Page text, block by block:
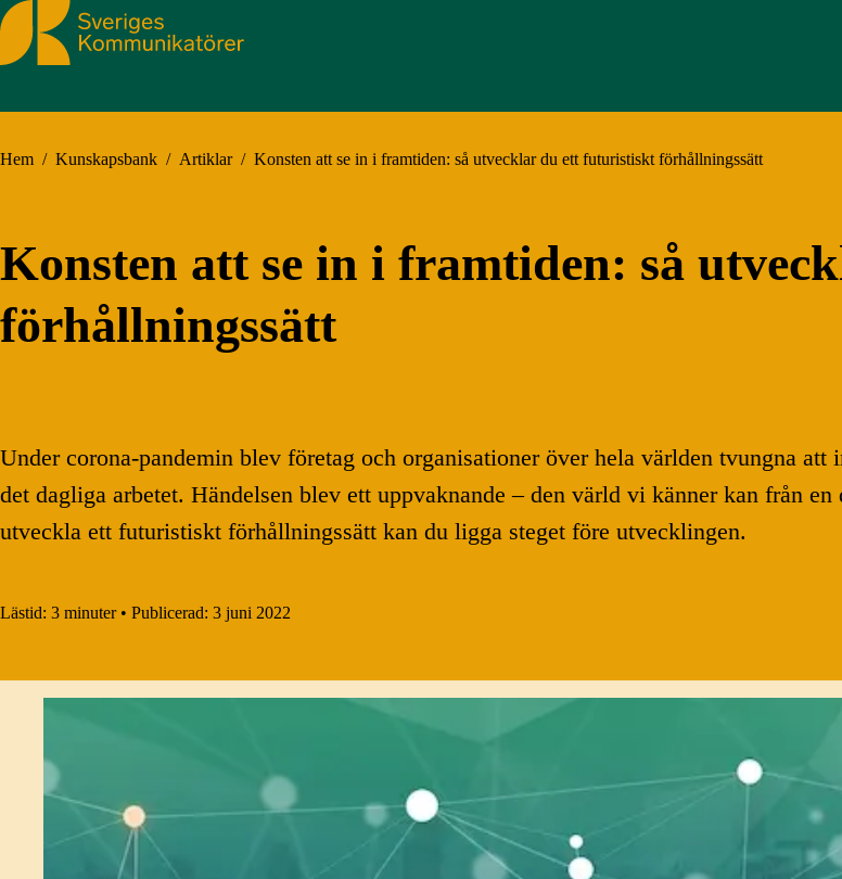
Sveriges Kommunikatörer
Hem / Kunskapsbank / Artiklar / Konsten att se in i framtiden: så utvecklar du ett futuristiskt förhållningssätt
Konsten att se in i framtiden: så
förhållningssätt
Under corona-pandemin blev företag och organisationer över hela världen tvungna
det dagliga arbetet. Händelsen blev ett uppvaknande – den värld vi känner kan från
utveckla ett futuristiskt förhållningssätt kan du ligga steget före utvecklingen.
Lästid: 3 minuter • Publicerad: 3 juni 2022